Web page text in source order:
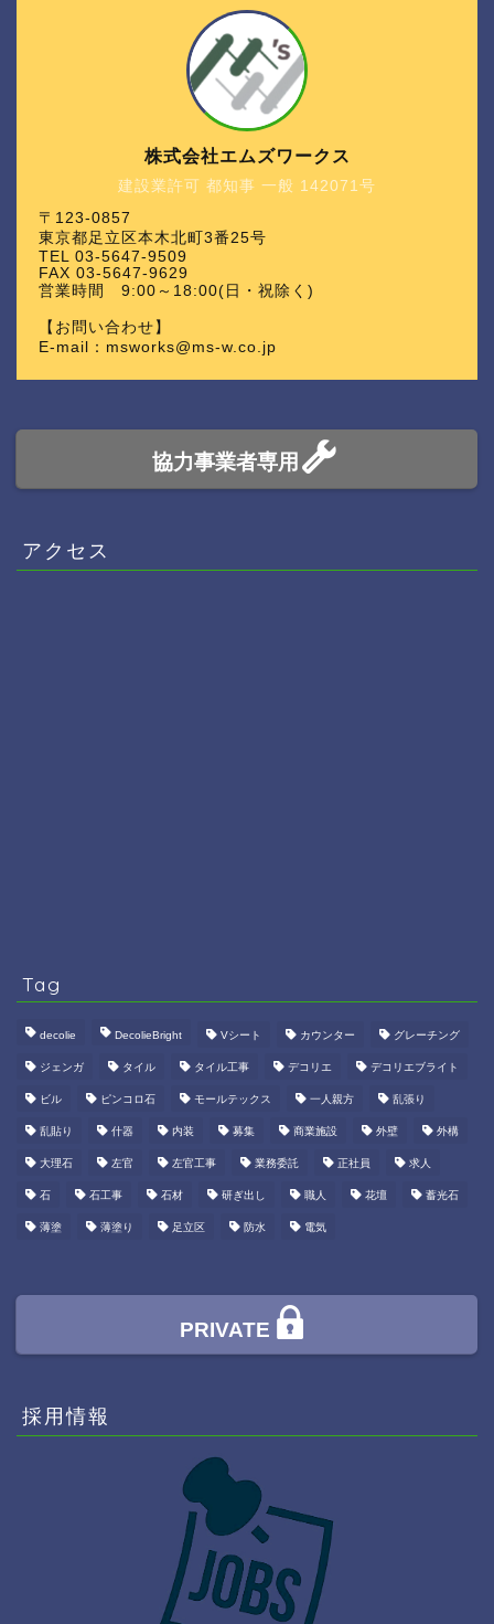
建設業許可 都知事 一般 142071号
株式会社エムズワークス
〒123-0857
東京都足立区本木北町3番25号
TEL 03-5647-9509
FAX 03-5647-9629
営業時間 9:00～18:00(日・祝除く)
【お問い合わせ】
E-mail：msworks@ms-w.co.jp
協力事業者専用
アクセス
Tag
decolie DecolieBright Vシート カウンター グレーチング
ジェンガ タイル タイル工事 デコリエ デコリエブライト
ビル ピンコロ石 モールテックス 一人親方 乱張り
乱貼り 什器 内装 募集 商業施設 外壁 外構
大理石 左官 左官工事 業務委託 正社員 求人
石 石工事 石材 研ぎ出し 職人 花壇 蓄光石
薄塗 薄塗り 足立区 防水 電気
PRIVATE
採用情報